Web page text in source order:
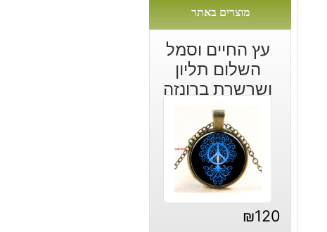
מוצרים באתר
עץ החיים וסמל
השלום תליון
ושרשרת ברונזה
₪120